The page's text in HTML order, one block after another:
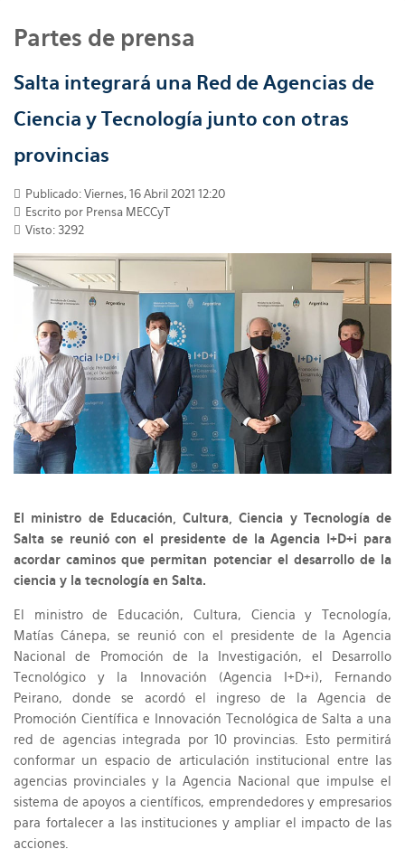
Partes de prensa
Salta integrará una Red de Agencias de
Ciencia y Tecnología junto con otras
provincias
Publicado: Viernes, 16 Abril 2021 12:20
Escrito por Prensa MECCyT
Visto: 3292
El ministro de Educación, Cultura, Ciencia y Tecnología de
Salta se reunió con el presidente de la Agencia I+D+i para
acordar caminos que permitan potenciar el desarrollo de la
ciencia y la tecnología en Salta.
El ministro de Educación, Cultura, Ciencia y Tecnología,
Matías Cánepa, se reunió con el presidente de la Agencia
Nacional de Promoción de la Investigación, el Desarrollo
Tecnológico y la Innovación (Agencia I+D+i), Fernando
Peirano, donde se acordó el ingreso de la Agencia de
Promoción Científica e Innovación Tecnológica de Salta a una
red de agencias integrada por 10 provincias. Esto permitirá
conformar un espacio de articulación institucional entre las
agencias provinciales y la Agencia Nacional que impulse el
sistema de apoyos a científicos, emprendedores y empresarios
para fortalecer a las instituciones y ampliar el impacto de las
acciones.